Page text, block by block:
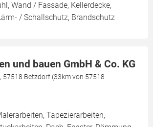
Wand / Fassade, Kellerdecke,
/ Schallschutz, Brandschutz
und bauen GmbH & Co. KG
57518 Betzdorf (33km von 57518
Tapezierarbeiten,